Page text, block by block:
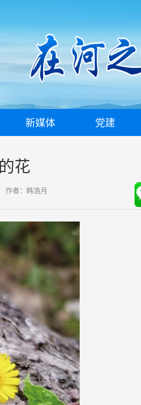
新媒体 党建
花
作者：韩浩月